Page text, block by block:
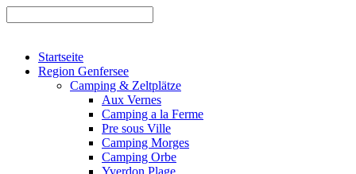
Startseite
Region Genfersee
Camping & Zeltplätze
Aux Vernes
Camping a la Ferme
Pre sous Ville
Camping Morges
Camping Orbe
Yverdon Plage